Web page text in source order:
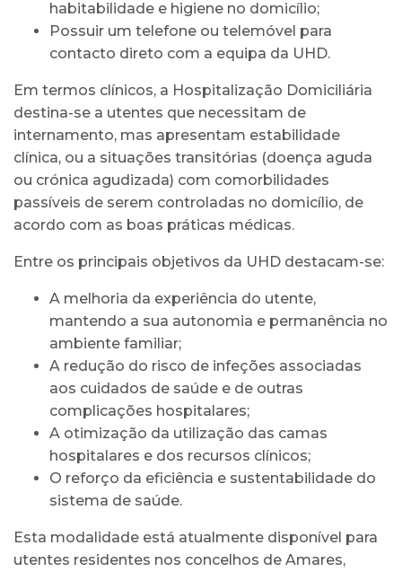
habitabilidade e higiene no domicílio;
Possuir um telefone ou telemóvel para
contacto direto com a equipa da UHD.
Em termos clínicos, a Hospitalização Domiciliária
destina-se a utentes que necessitam de
internamento, mas apresentam estabilidade
clínica, ou a situações transitórias (doença aguda
ou crónica agudizada) com comorbilidades
passíveis de serem controladas no domicílio, de
acordo com as boas práticas médicas.
Entre os principais objetivos da UHD destacam-se:
A melhoria da experiência do utente,
mantendo a sua autonomia e permanência no
ambiente familiar;
A redução do risco de infeções associadas
aos cuidados de saúde e de outras
complicações hospitalares;
A otimização da utilização das camas
hospitalares e dos recursos clínicos;
O reforço da eficiência e sustentabilidade do
sistema de saúde.
Esta modalidade está atualmente disponível para
utentes residentes nos concelhos de Amares,